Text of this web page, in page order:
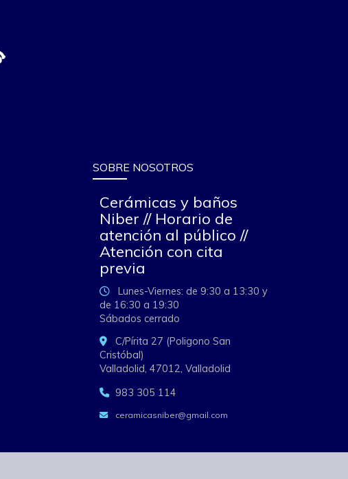
SOBRE NOSOTROS
Cerámicas y baños
Niber // Horario de
atención al público //
Atención con cita
previa
Lunes-Viernes: de 9:30 a 13:30 y
de 16:30 a 19:30
Sábados cerrado
C/Pírita 27 (Poligono San
Cristóbal)
Valladolid, 47012, Valladolid
983 305 114
ceramicasniber gmail.com